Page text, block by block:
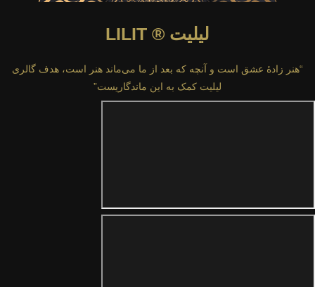
لیلیت ® LILIT
“هنر زادهٔ عشق است و آنچه که بعد از ما می‌ماند هنر است، هدف گالری
لیلیت کمک به این ماندگاریست”